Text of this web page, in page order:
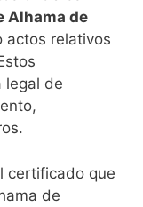
Alhama de
actos relativos
legal de
certificado que
de